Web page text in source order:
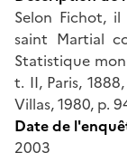
Selon Fichot,
saint Martial
Statistique
t. II, Paris,
Villas, 1980, p.
Date de
2003